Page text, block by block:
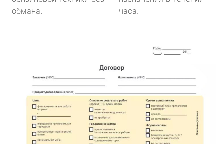
обмана.
часа.